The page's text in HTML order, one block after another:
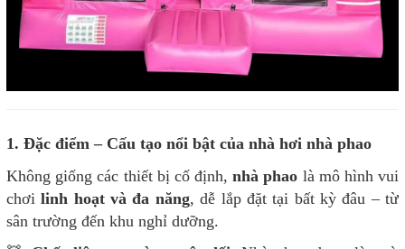
1. Đặc điểm – Cấu tạo nổi bật của nhà hơi nhà phao
Không giống các thiết bị cố định,nhà phao là mô hình vui
chơilinh hoạt và đa năng, dễ lắp đặt tại bất kỳ đâu – từ
sân trường đến khu nghỉ dưỡng.